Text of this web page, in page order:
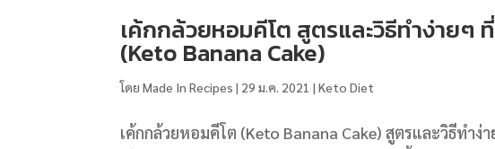
เค้กกล้วยหอมคีโต สูตรและวิธีทำง่ายๆ
(Keto Banana Cake)
โดยMade In Recipes | 29 ม.ค. 2021 |Keto Diet
เค้กกล้วยหอมคีโต (Keto Banana Cake) สูตรและวิธีทำ